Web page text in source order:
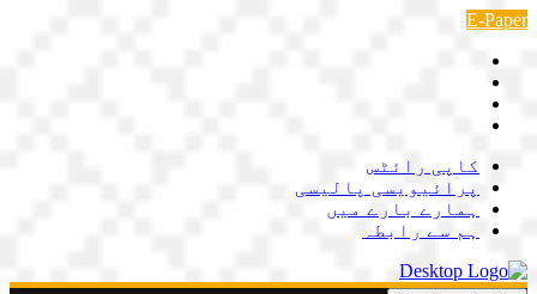
Skip
content
E-Paper
کاپی رائٹس
پرائیویسی پالیسی
ہمارے بارے میں
ہم سے رابطہ